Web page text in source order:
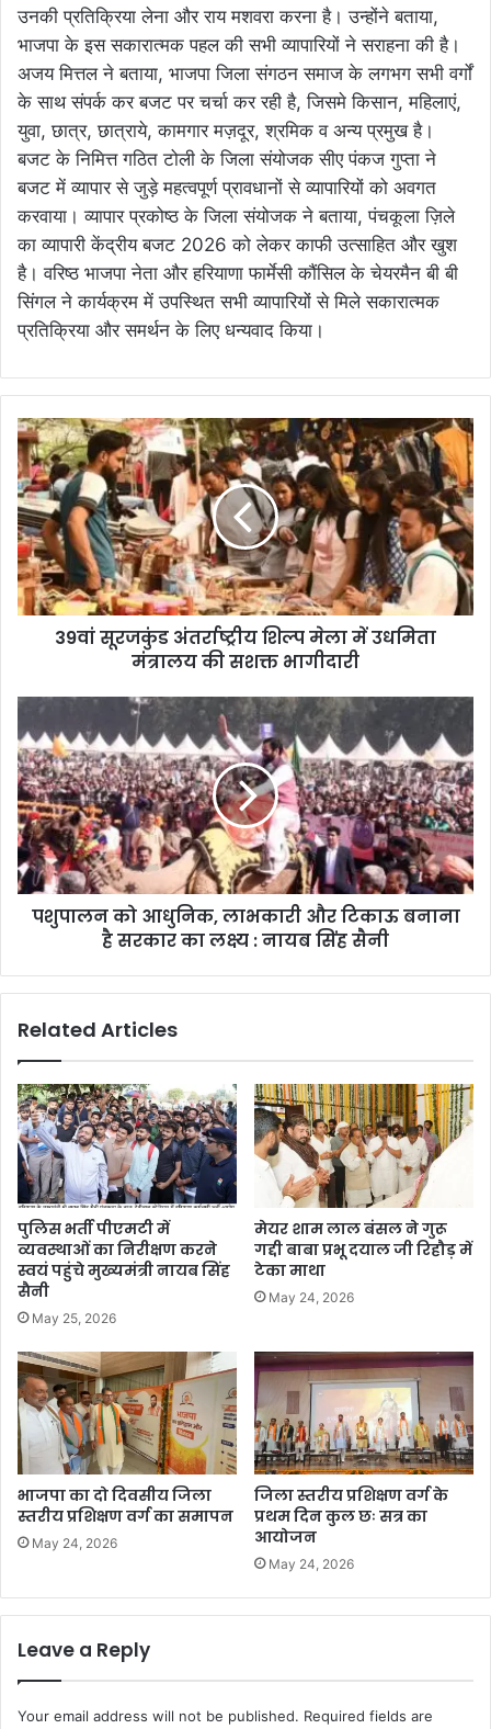
उनकी प्रतिक्रिया लेना और राय मशवरा करना है। उन्होंने बताया,
भाजपा के इस सकारात्मक पहल की सभी व्यापारियों ने सराहना की है।
अजय मित्तल ने बताया, भाजपा जिला संगठन समाज के लगभग सभी वर्गों
के साथ संपर्क कर बजट पर चर्चा कर रही है, जिसमे किसान, महिलाएं,
युवा, छात्र, छात्राये, कामगार मज़दूर, श्रमिक व अन्य प्रमुख है।
बजट के निमित्त गठित टोली के जिला संयोजक सीए पंकज गुप्ता ने
बजट में व्यापार से जुड़े महत्वपूर्ण प्रावधानों से व्यापारियों को अवगत
करवाया। व्यापार प्रकोष्ठ के जिला संयोजक ने बताया, पंचकूला ज़िले
का व्यापारी केंद्रीय बजट 2026 को लेकर काफी उत्साहित और खुश
है। वरिष्ठ भाजपा नेता और हरियाणा फार्मेसी कौंसिल के चेयरमैन बी बी
सिंगल ने कार्यक्रम में उपस्थित सभी व्यापारियों से मिले सकारात्मक
प्रतिक्रिया और समर्थन के लिए धन्यवाद किया।
39वां सूरजकुंड अंतर्राष्ट्रीय शिल्प मेला में उधमिता
मंत्रालय की सशक्त भागीदारी
पशुपालन को आधुनिक, लाभकारी और टिकाऊ बनाना
है सरकार का लक्ष्य : नायब सिंह सैनी
Related Articles
पुलिस भर्ती पीएमटी में
व्यवस्थाओं का निरीक्षण करने
स्वयं पहुंचे मुख्यमंत्री नायब सिंह
सैनी
May 25, 2026
मेयर शाम लाल बंसल ने गुरू
गद्दी बाबा प्रभू दयाल जी रिहौड़ में
टेका माथा
May 24, 2026
भाजपा का दो दिवसीय जिला
स्तरीय प्रशिक्षण वर्ग का समापन
May 24, 2026
जिला स्तरीय प्रशिक्षण वर्ग के
प्रथम दिन कुल छः सत्र का
आयोजन
May 24, 2026
Leave a Reply
Your email address will not be published. Required fields are